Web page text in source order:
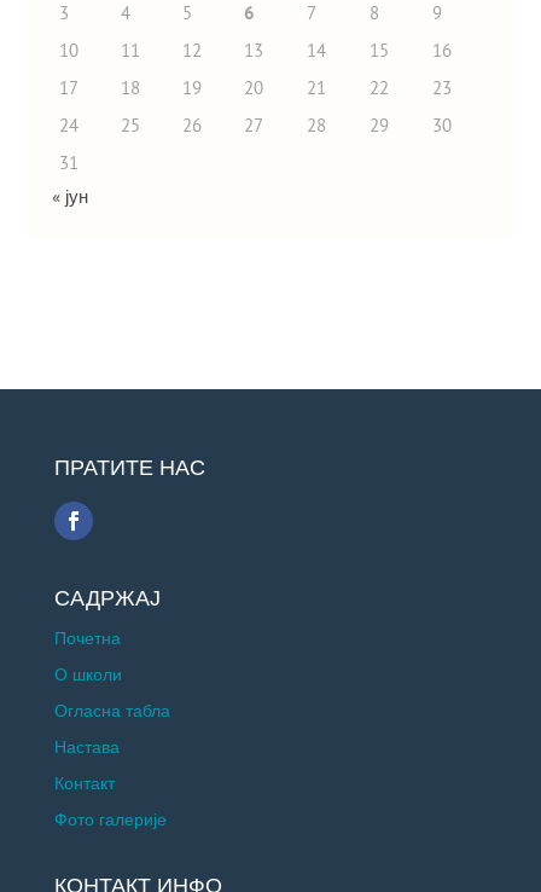
3
4 5 6 7 8
9
10
11 12 13 14 15
16
17
18 19 20 21 22
23
24
25 26 27 28 29
30
31
« јун
ПРАТИТЕ НАС
САДРЖАЈ
Почетна
О школи
Огласна табла
Настава
Контакт
Фото галерије
КОНТАКТ ИНФО